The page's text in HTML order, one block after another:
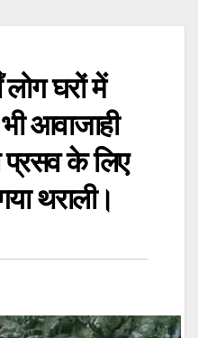
घरों में
आवाजाही
प्रसव के लिए
थराली।